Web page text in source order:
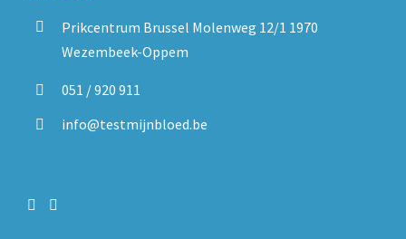
Prikcentrum Brussel Molenweg 12/1 1970
Wezembeek-Oppem
051 / 920 911
info@testmijnbloed.be